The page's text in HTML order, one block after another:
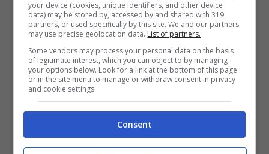
c’è da difendere la finale ottenuta nel 2023.
Classifica ATP, Sinner punta
alla vittoria a Miami: è
l’unico modo per attaccare
il secondo posto di Alcaraz
your device (cookies, unique identifiers, and other device
data) may be stored by, accessed by and shared with 319
partners, or used specifically by this site. We and our partners
may use precise geolocation data. List of partners.
Some vendors may process your personal data on the basis
of legitimate interest, which you can object to by managing
your options below. Look for a link at the bottom of this page
or in the site menu to manage or withdraw consent in privacy
and cookie settings.
Consent